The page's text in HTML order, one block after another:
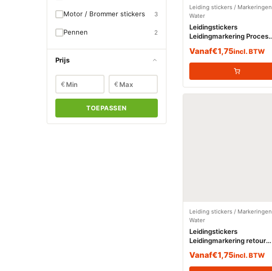
Motor / Brommer stickers 3
Pennen 2
Prijs
€ €
TOEPASSEN
Leiding stickers / Markeringen
Water
Leidingstickers
Leidingmarkering Proces
Vanaf€1,75incl. BTW
Leiding stickers / Markeringen
Water
Leidingstickers
Leidingmarkering retour
Vanaf€1,75incl. BTW